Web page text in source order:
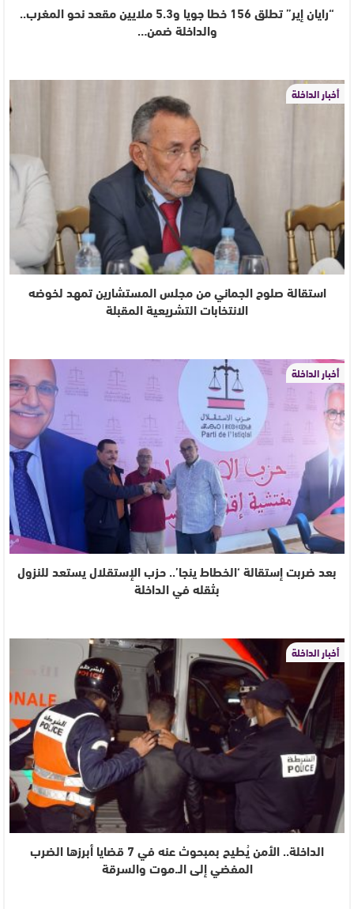
“رايان إير” تطلق 156 خطا جويا و5.3 ملايين مقعد نحو المغرب..
والداخلة ضمن…
أخبار الداخلة
استقالة صلوح الجماني من مجلس المستشارين تمهد لخوضه
الانتخابات التشريعية المقبلة
أخبار الداخلة
بعد ضربت إستقالة ‘الخطاط ينجا’.. حزب الإستقلال يستعد للنزول
بثقله في الداخلة
أخبار الداخلة
الداخلة.. الأمن يُطيح بمبحوث عنه في 7 قضايا أبرزها الضرب
المفضي إلى الـ.موت والسرقة